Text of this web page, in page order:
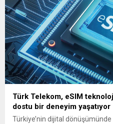
Türk Telekom, eSIM
dostu bir deneyim yaşatıyor
Türkiye’nin dijital